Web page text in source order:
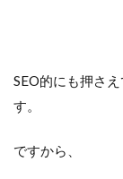
SEO的にも押さ
す。
ですから、